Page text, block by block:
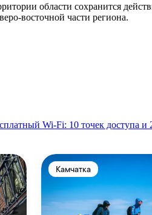
области сохранится
восточной части региона.
Wi‑Fi: 10 точек доступа и